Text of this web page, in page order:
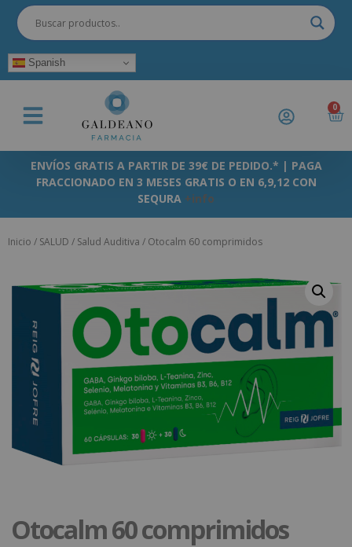
Spanish
0
ENVÍOS GRATIS A PARTIR DE 39€ DE PEDIDO.* | PAGA
FRACCIONADO EN 3 MESES GRATIS O EN 6,9,12 CON
SEQURA +info
Inicio / SALUD / Salud Auditiva / Otocalm 60 comprimidos
Otocalm 60 comprimidos